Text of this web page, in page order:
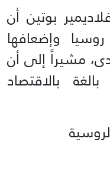
بوتين أن
وإضعافها
مشيراً إلى أن
بالاقتصاد